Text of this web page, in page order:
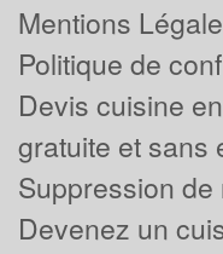
Mentions
Politique de
Devis cuisine
gratuite et sans
Suppression
Devenez un